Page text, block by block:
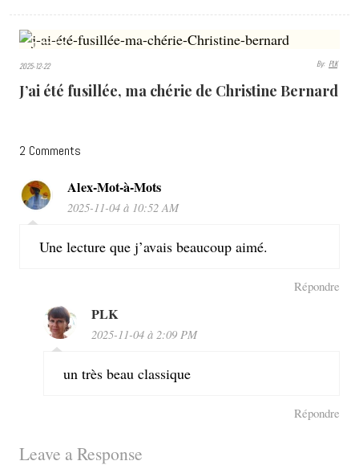
VIEWS
2025-12-22 By: PLK
J’ai été fusillée, ma chérie de Christine Bernard
2 Comments
Alex-Mot-à-Mots
2025-11-04 à 10:52 AM
Une lecture que j’avais beaucoup aimé.
Répondre
PLK
2025-11-04 à 2:09 PM
un très beau classique
Répondre
Leave a Response